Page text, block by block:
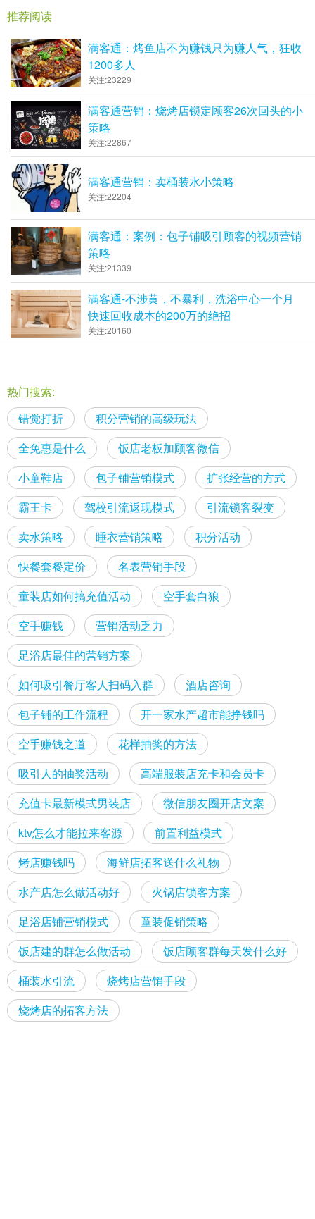
推荐阅读
满客通：烤鱼店不为赚钱只为赚人气，狂收
1200多人
关注:23229
满客通营销：烧烤店锁定顾客26次回头的小
策略
关注:22867
满客通营销：卖桶装水小策略
关注:22204
满客通：案例：包子铺吸引顾客的视频营销
策略
关注:21339
满客通-不涉黄，不暴利，洗浴中心一个月
快速回收成本的200万的绝招
关注:20160
热门搜索:
错觉打折
积分营销的高级玩法
全免惠是什么
饭店老板加顾客微信
小童鞋店
包子铺营销模式
扩张经营的方式
霸王卡
驾校引流返现模式
引流锁客裂变
卖水策略
睡衣营销策略
积分活动
快餐套餐定价
名表营销手段
童装店如何搞充值活动
空手套白狼
空手赚钱
营销活动乏力
足浴店最佳的营销方案
如何吸引餐厅客人扫码入群
酒店咨询
包子铺的工作流程
开一家水产超市能挣钱吗
空手赚钱之道
花样抽奖的方法
吸引人的抽奖活动
高端服装店充卡和会员卡
充值卡最新模式男装店
微信朋友圈开店文案
ktv怎么才能拉来客源
前置利益模式
烤店赚钱吗
海鲜店拓客送什么礼物
水产店怎么做活动好
火锅店锁客方案
足浴店铺营销模式
童装促销策略
饭店建的群怎么做活动
饭店顾客群每天发什么好
桶装水引流
烧烤店营销手段
烧烤店的拓客方法